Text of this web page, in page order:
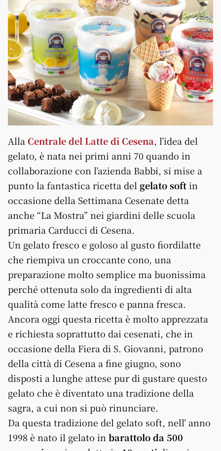
Alla Centrale del Latte di Cesena, l’idea del
gelato, è nata nei primi anni 70 quando in
collaborazione con l’azienda Babbi, si mise a
punto la fantastica ricetta del gelato softin
occasione della Settimana Cesenate detta
anche “La Mostra” nei giardini delle scuola
primaria Carducci di Cesena.
Un gelato fresco e goloso al gusto fiordilatte
che riempiva un croccante cono, una
preparazione molto semplice ma buonissima
perché ottenuta solo da ingredienti di alta
qualità come latte fresco e panna fresca.
Ancora oggi questa ricetta è molto apprezzata
e richiesta soprattutto dai cesenati, che in
occasione della Fiera di S. Giovanni, patrono
della città di Cesena a fine giugno, sono
disposti a lunghe attese pur di gustare questo
gelato che è diventato una tradizione della
sagra, a cui non si può rinunciare.
Da questa tradizione del gelato soft, nell’ anno
1998 è nato il gelato in barattolo da 500